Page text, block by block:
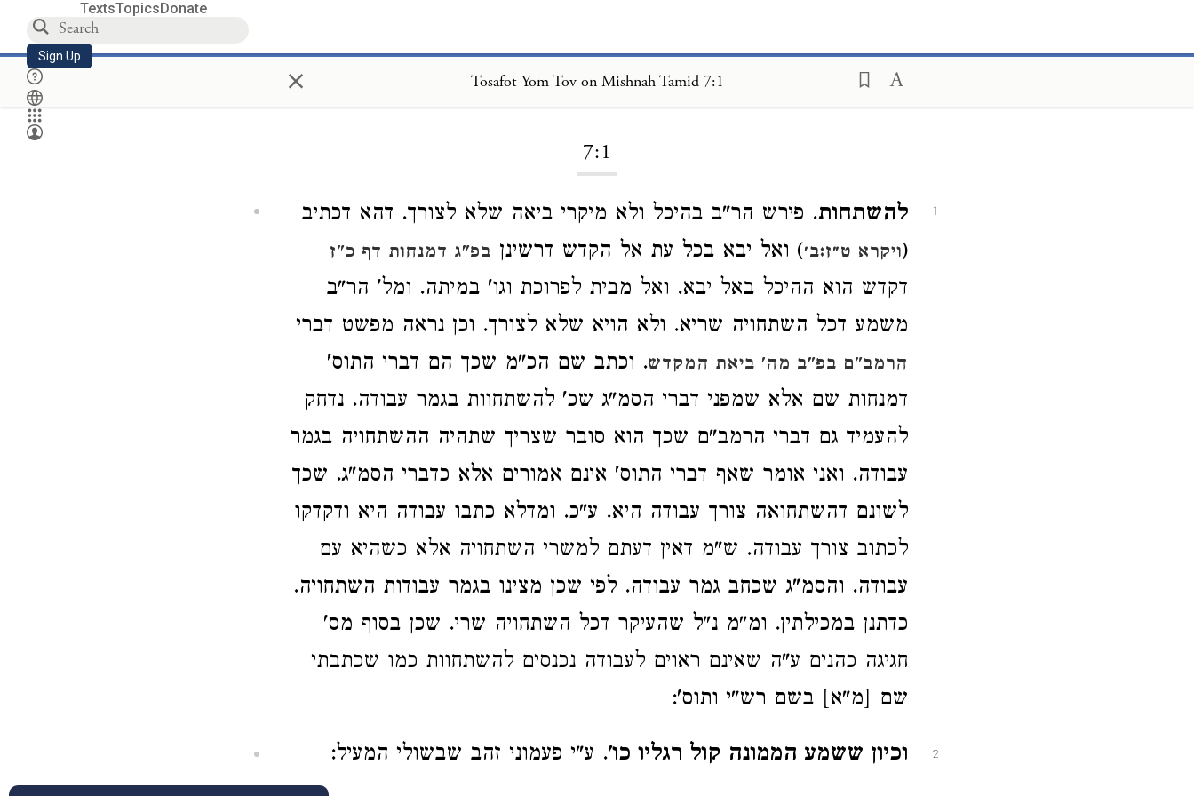
TextsTopicsDonate
Sign Up × Tosafot Yom Tov on Mishnah Tamid 7:1
7:1
1 להשתחות. פירש הר"ב בהיכל ולא מיקרי ביאה שלא לצורך. דהא דכתיב
(ויקרא ט״ז:ב׳) ואל יבא בכל עת אל הקדש דרשינן בפ"ג דמנחות דף כ"ז
דקדש הוא ההיכל באל יבא. ואל מבית לפרוכת וגו' במיתה. ומל' הר"ב
משמע דכל השתחויה שריא. ולא הויא שלא לצורך. וכן נראה מפשט דברי
הרמב"ם בפ"ב מה' ביאת המקדש. וכתב שם הכ"מ שכך הם דברי התוס'
דמנחות שם אלא שמפני דברי הסמ"ג שכ' להשתחוות בגמר עבודה. נדחק
להעמיד גם דברי הרמב"ם שכך הוא סובר שצריך שתהיה ההשתחויה בגמר
עבודה. ואני אומר שאף דברי התוס' אינם אמורים אלא כדברי הסמ"ג. שכך
לשונם דהשתחואה צורך עבודה היא. ע"כ. ומדלא כתבו עבודה היא ודקדקו
לכתוב צורך עבודה. ש"מ דאין דעתם למשרי השתחויה אלא כשהיא עם
עבודה. והסמ"ג שכחב גמר עבודה. לפי שכן מצינו בגמר עבודות השתחויה.
כדתנן במכילתין. ומ"מ נ"ל שהעיקר דכל השתחויה שרי. שכן בסוף מס'
חגיגה כהנים ע"ה שאינם ראוים לעבודה נכנסים להשתחוות כמו שכתבתי
שם [מ"א] בשם רש"י ותוס':
2 וכיון ששמע הממונה קול רגליו כו'. ע"י פעמוני זהב שבשולי המעיל: